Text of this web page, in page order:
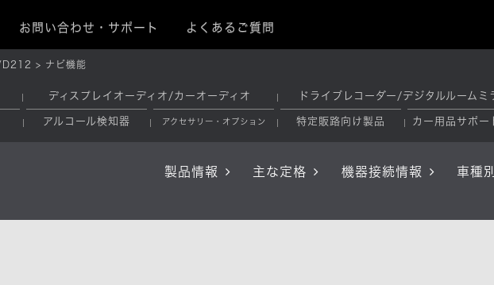
お問い合わせ・サポート よくあるご質問
D212 ナビ機能
ディスプレイオーディオ/カーオーディオ ドライブレコーダー/デジタルルームミ
アルコール検知器 アクセサリー・オプション 特定販路向け製品 カー用品サポー
製品情報 主な定格 機器接続情報 車種